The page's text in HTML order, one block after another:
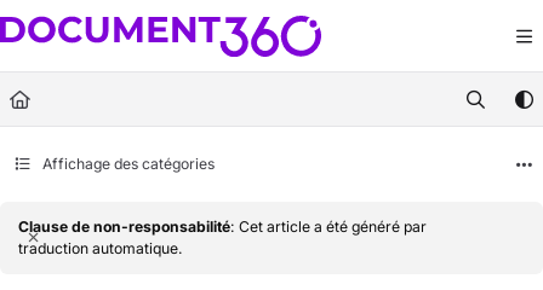
Documentation Index
Fetch the complete documentation index at:https://docs.document360.com/
Use this file to discover all available pages before exploring further.
Affichage des catégories
Clause de non-responsabilité: Cet article a été généré par
traduction automatique.